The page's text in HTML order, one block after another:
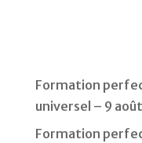
Formation
universel – 9
Formation